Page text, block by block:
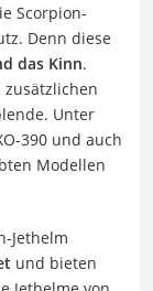
Scorpion-
Denn diese
das Kinn.
Unter
390 und auch
Modellen
Jethelm
und bieten